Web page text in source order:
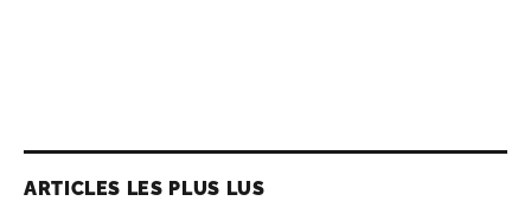
ARTICLES LES PLUS LUS